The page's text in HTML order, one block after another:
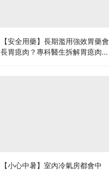
【安全用藥】長期濫用強效胃藥會
長胃瘜肉？專科醫生拆解胃瘜肉癌
【小心中暑】室內冷氣房都會中